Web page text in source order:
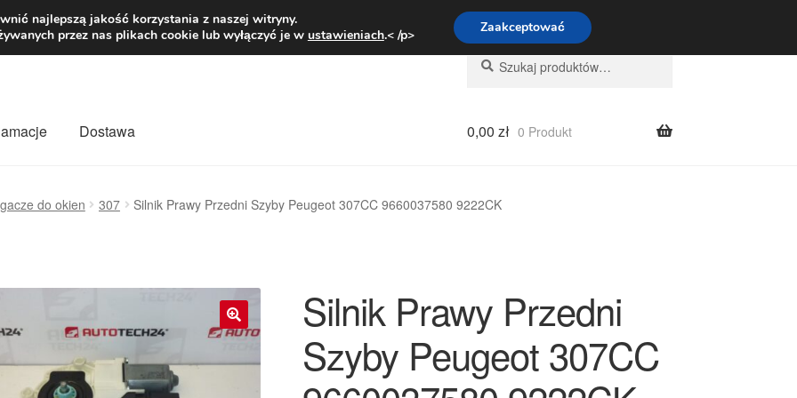
zł Pn.-pt. 9:00-16:00800 003 167
Szukaj:
Szukaj
Dostawa 0,00 zł 0 Produkt
do okien 307 Silnik Prawy Przedni Szyby Peugeot 307CC 9660037580 9222CK
🔍
Silnik Prawy Przedni
Szyby Peugeot 307CC
najlepszą jakość korzystania z naszej witryny.
przez nas plikach cookie lub wyłączyć je w ustawieniach.< /p> Zaakceptować